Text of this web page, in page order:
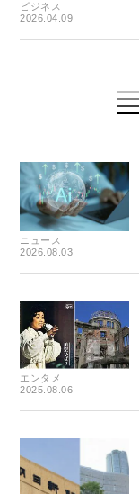
ビジネス
2026.04.09
ニュース
2026.08.03
エンタメ
2025.08.06